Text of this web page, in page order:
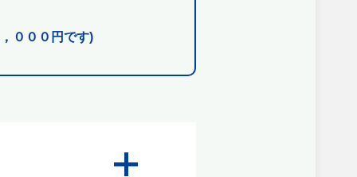
０００円です)